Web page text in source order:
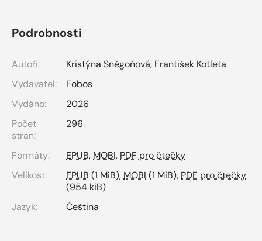
Podrobnosti
Autoři: Kristýna Sněgoňová, František Kotleta
Vydavatel:
Fobos
Vydáno:
2026
Počet
stran:
296
Formáty: EPUB, MOBI, PDF pro čtečky
Velikost:
EPUB (1 MiB), MOBI (1 MiB), PDF pro čtečky
(954 kiB)
Jazyk:
Čeština